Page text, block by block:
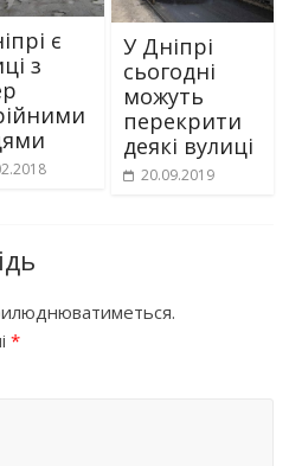
є
з
У Дніпрі
сьогодні
можуть
перекрити
деякі вулиці
20.09.2019
*